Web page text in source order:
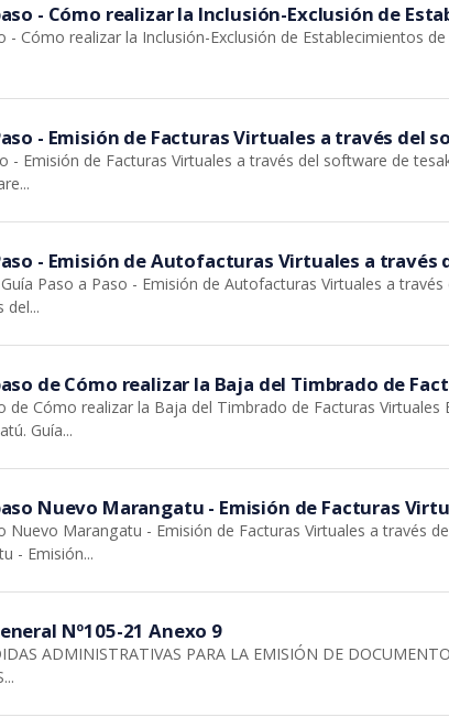
- Cómo realizar la Inclusión-Exclusión de
- Cómo realizar la Inclusión-Exclusión de Establecimientos
- Emisión de Facturas Virtuales a través del
- Emisión de Facturas Virtuales a través del software de
- Emisión de Autofacturas Virtuales a través
Paso a Paso - Emisión de Autofacturas Virtuales a
del...
de Cómo realizar la Baja del Timbrado de
de Cómo realizar la Baja del Timbrado de Facturas
Guía...
Nuevo Marangatu - Emisión de Facturas
Nuevo Marangatu - Emisión de Facturas Virtuales a través
- Emisión...
Nº105-21 Anexo 9
ADMINISTRATIVAS PARA LA EMISIÓN DE